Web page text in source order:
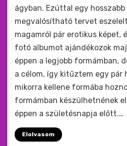
ágyban. Ezúttal egy
megvalósítható tervet
magamról pár erotikus képet,
fotó albumot ajándékozok
éppen a legjobb formámban,
a célom, így kitűztem egy pár
mikorra kellene formába
formámban készülhetnének
éppen a születésnapja előtt.…
Elolvasom